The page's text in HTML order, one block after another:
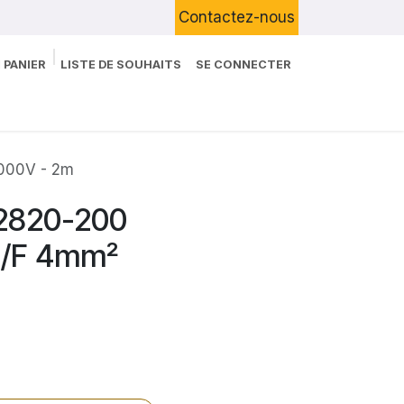
Contactez-nous
LISTE DE SOUHAITS SE CONNECTER
- 2m
200
4mm²